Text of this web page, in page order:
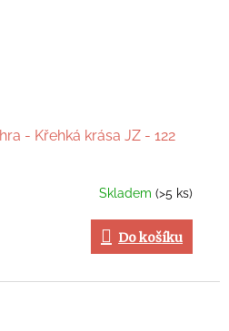
- Křehká krása JZ - 122
Skladem (>5 ks)
Do košíku